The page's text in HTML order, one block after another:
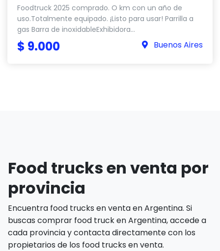
Foodtruck 2025 comprado. O km con un año de
uso.Totalmente equipado. ¡Listo para usar! Parrilla a
gas Barra de inoxidableExhibidora...
$ 9.000 Buenos Aires
Food trucks en venta por
provincia
Encuentra food trucks en venta en Argentina. Si
buscas comprar food truck en Argentina, accede a
cada provincia y contacta directamente con los
propietarios de los food trucks en venta.